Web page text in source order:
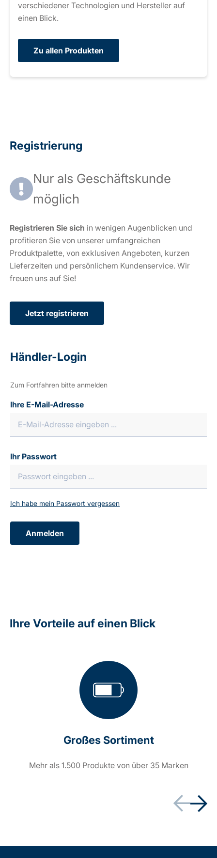
verschiedener Technologien und Hersteller auf
einen Blick.
Zu allen Produkten
Registrierung
Nur als Geschäftskunde
möglich
Registrieren Sie sich in wenigen Augenblicken und
profitieren Sie von unserer umfangreichen
Produktpalette, von exklusiven Angeboten, kurzen
Lieferzeiten und persönlichem Kundenservice. Wir
freuen uns auf Sie!
Jetzt registrieren
Händler-Login
Zum Fortfahren bitte anmelden
Ihre E-Mail-Adresse
Ihr Passwort
Ich habe mein Passwort vergessen
Anmelden
Ihre Vorteile auf einen Blick
Großes Sortiment
Mehr als 1.500 Produkte von über 35 Marken